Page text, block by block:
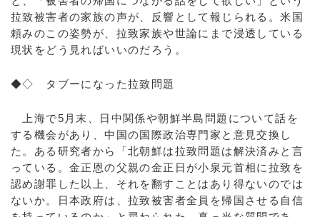
拉致被害者の家族の声が、反響として報じられる。米国
頼みのこの姿勢が、拉致家族や世論にまで浸透している
現状をどう見ればいいのだろう。
◆◇ タブーになった拉致問題
上海で5月末、日中関係や朝鮮半島問題について話を
する機会があり、中国の国際政治専門家と意見交換し
た。ある研究者から「北朝鮮は拉致問題は解決済みと言
っている。金正恩の父親の金正日が小泉元首相に拉致を
認め謝罪した以上、それを翻すことはあり得ないのでは
ないか。日本政府は、拉致被害者全員を帰国させる自信